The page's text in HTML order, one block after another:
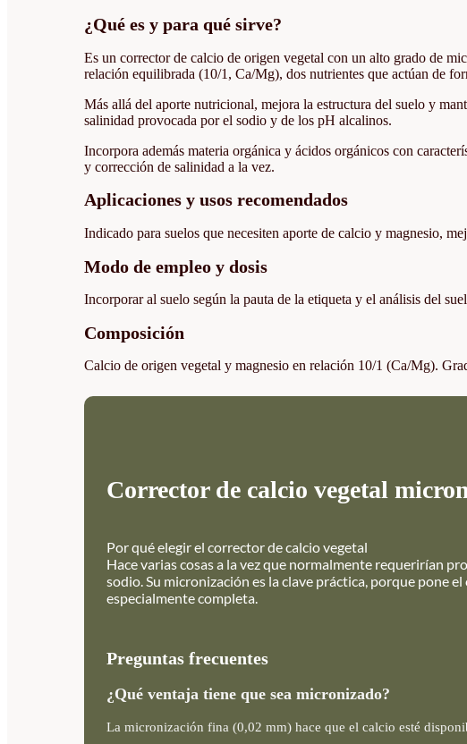
¿Qué es y para qué sirve?
Es un corrector de calcio de origen vegetal con un alto grado de
relación equilibrada (10/1, Ca/Mg), dos nutrientes que actúan de
Más allá del aporte nutricional, mejora la estructura del suelo y
salinidad provocada por el sodio y de los pH alcalinos.
Incorpora además materia orgánica y ácidos orgánicos con
y corrección de salinidad a la vez.
Aplicaciones y usos recomendados
Indicado para suelos que necesiten aporte de calcio y magnesio,
Modo de empleo y dosis
Incorporar al suelo según la pauta de la etiqueta y el análisis del
Composición
Calcio de origen vegetal y magnesio en relación 10/1 (Ca/Mg).
Corrector de calcio vegetal
Por qué elegir el corrector de calcio vegetal
Hace varias cosas a la vez que normalmente requerirían
sodio. Su micronización es la clave práctica, porque pone
especialmente completa.
Preguntas frecuentes
¿Qué ventaja tiene que sea micronizado?
La micronización fina (0,02 mm) hace que el calcio esté